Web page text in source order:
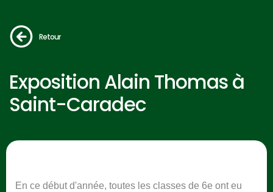
Retour
Exposition Alain Thomas à
Saint-Caradec
En ce début d'année, toutes les classes de 6e ont eu